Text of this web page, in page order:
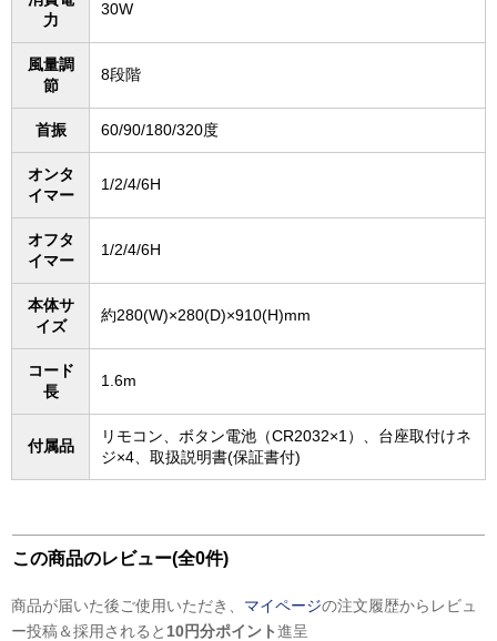
力
30W
風量調
節
8段階
首振 60/90/180/320度
オンタ
イマー
1/2/4/6H
オフタ
イマー
1/2/4/6H
本体サ
イズ
約280(W)×280(D)×910(H)mm
コード
長
1.6m
付属品
リモコン、ボタン電池（CR2032×1）、台座取付けネ
ジ×4、取扱説明書(保証書付)
この商品のレビュー(全0件)
商品が届いた後ご使用いただき、 マイページの注文履歴からレビュ
ー投稿＆採用されると 10円分ポイント進呈